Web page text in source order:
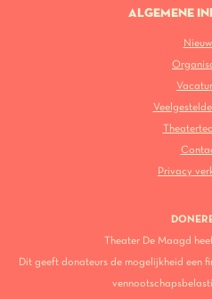
ALGEMENE
Privacy
Theater De Maagd
Dit geeft donateurs de mogelijkheid een